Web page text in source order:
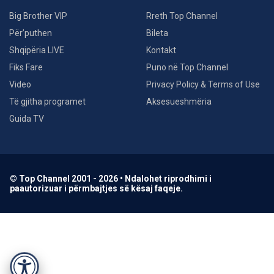
Big Brother VIP
Për’puthen
Shqipëria LIVE
Fiks Fare
Video
Të gjitha programet
Guida TV
Rreth Top Channel
Bileta
Kontakt
Puno në Top Channel
Privacy Policy & Terms of Use
Aksesueshmëria
© Top Channel 2001 - 2026 • Ndalohet riprodhimi i
paautorizuar i përmbajtjes së kësaj faqeje.